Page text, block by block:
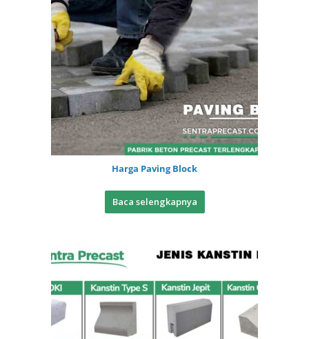
Harga Paving Block
Baca selengkapnya